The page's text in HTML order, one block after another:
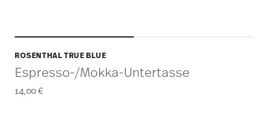
ROSENTHAL TRUE BLUE
Espresso-/Mokka-Untertasse
14,00 €